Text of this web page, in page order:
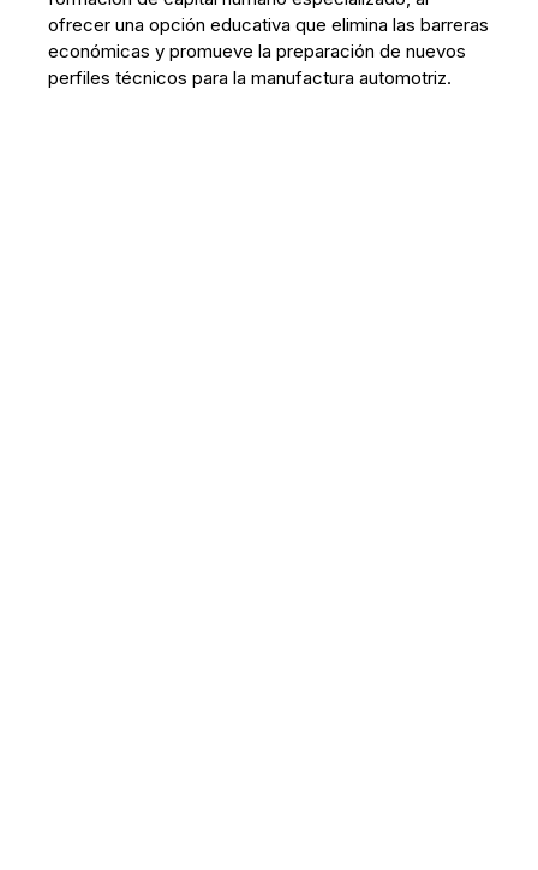
ofrecer una opción educativa que elimina las barreras
económicas y promueve la preparación de nuevos
perfiles técnicos para la manufactura automotriz.